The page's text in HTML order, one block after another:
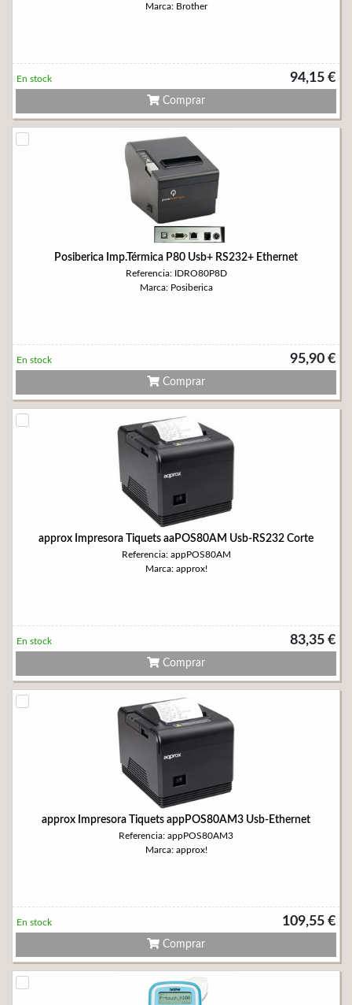
Marca: Brother
94,15 €
En stock
Comprar
Posiberica Imp.Térmica P80 Usb+ RS232+ Ethernet
Referencia: IDRO80P8D
Marca: Posiberica
95,90 €
En stock
Comprar
approx Impresora Tiquets aaPOS80AM Usb-RS232 Corte
Referencia: appPOS80AM
Marca: approx!
83,35 €
En stock
Comprar
approx Impresora Tiquets appPOS80AM3 Usb-Ethernet
Referencia: appPOS80AM3
Marca: approx!
109,55 €
En stock
Comprar